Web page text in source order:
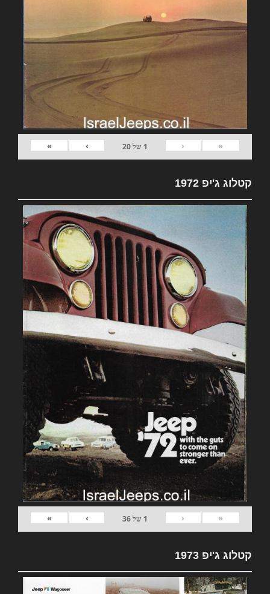
«
‹
1 של20
›
»
קטלוג ג'יפ 1972
«
‹
1 של36
›
»
קטלוג ג'יפ 1973